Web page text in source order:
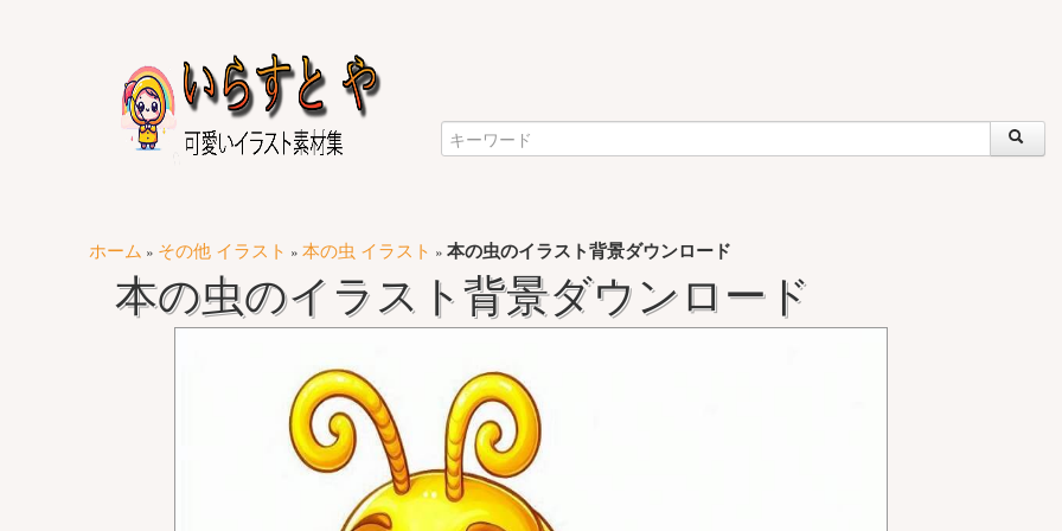
ホーム » その他 イラスト » 本の虫 イラスト » 本の虫のイラスト背景ダウンロード
本の虫のイラスト背景ダウンロード